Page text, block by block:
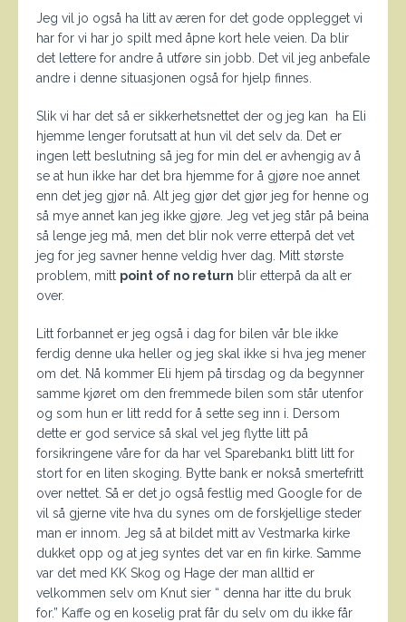
Jeg vil jo også ha litt av æren for det gode opplegget vi
har for vi har jo spilt med åpne kort hele veien. Da blir
det lettere for andre å utføre sin jobb. Det vil jeg anbefale
andre i denne situasjonen også for hjelp finnes.
Slik vi har det så er sikkerhetsnettet der og jeg kan ha Eli
hjemme lenger forutsatt at hun vil det selv da. Det er
ingen lett beslutning så jeg for min del er avhengig av å
se at hun ikke har det bra hjemme for å gjøre noe annet
enn det jeg gjør nå. Alt jeg gjør det gjør jeg for henne og
så mye annet kan jeg ikke gjøre. Jeg vet jeg står på beina
så lenge jeg må, men det blir nok verre etterpå det vet
jeg for jeg savner henne veldig hver dag. Mitt største
problem, mitt point of no return blir etterpå da alt er
over.
Litt forbannet er jeg også i dag for bilen vår ble ikke
ferdig denne uka heller og jeg skal ikke si hva jeg mener
om det. Nå kommer Eli hjem på tirsdag og da begynner
samme kjøret om den fremmede bilen som står utenfor
og som hun er litt redd for å sette seg inn i. Dersom
dette er god service så skal vel jeg flytte litt på
forsikringene våre for da har vel Sparebank1 blitt litt for
stort for en liten skoging. Bytte bank er nokså smertefritt
over nettet. Så er det jo også festlig med Google for de
vil så gjerne vite hva du synes om de forskjellige steder
man er innom. Jeg så at bildet mitt av Vestmarka kirke
dukket opp og at jeg syntes det var en fin kirke. Samme
var det med KK Skog og Hage der man alltid er
velkommen selv om Knut sier “ denna har itte du bruk
for.” Kaffe og en koselig prat får du selv om du ikke får